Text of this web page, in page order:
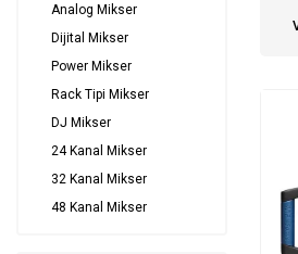
Analog Mikser
Dijital Mikser
Power Mikser
Rack Tipi Mikser
DJ Mikser
24 Kanal Mikser
32 Kanal Mikser
48 Kanal Mikser